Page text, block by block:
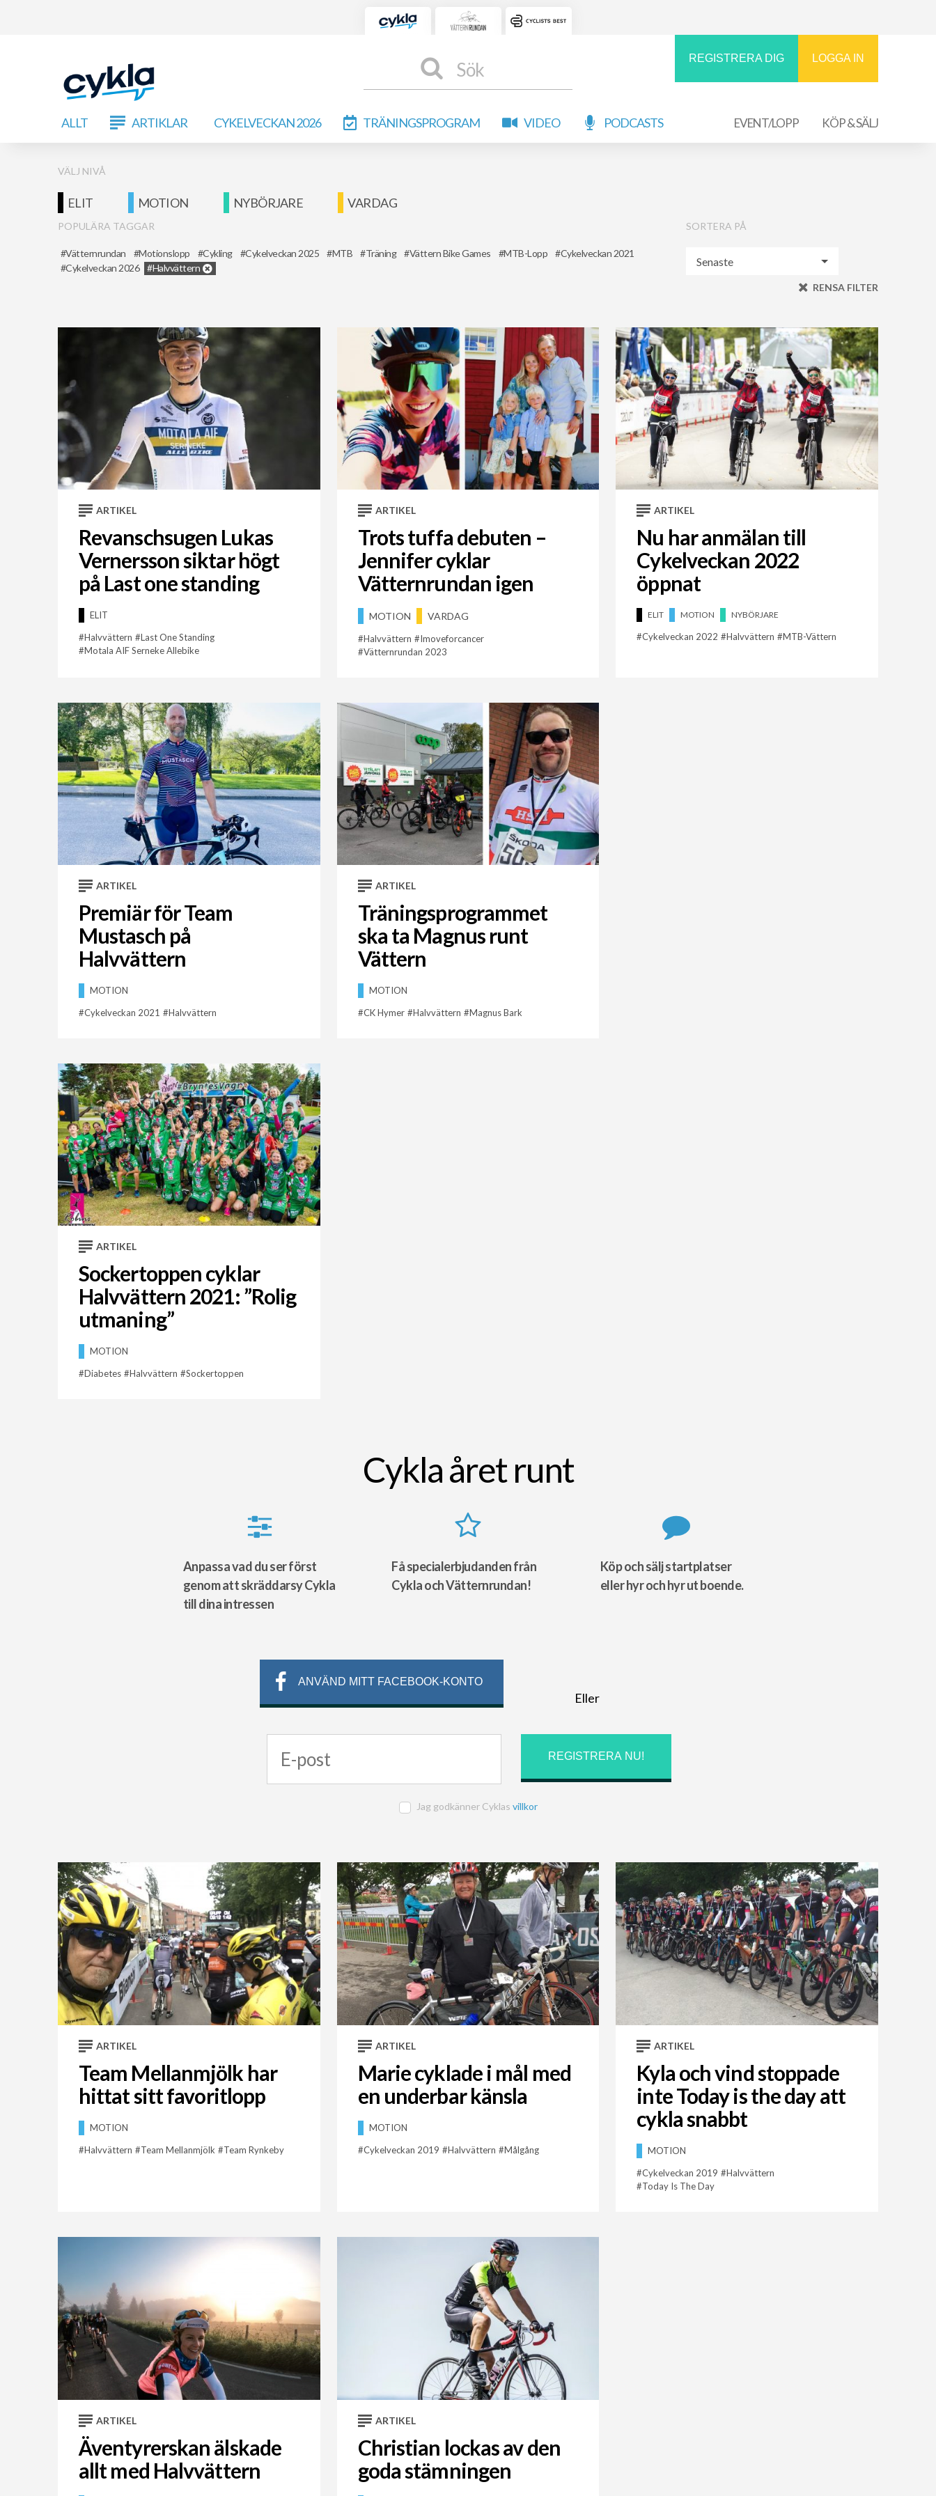
Sök
REGISTRERA DIG LOGGA IN
ALLT ARTIKLAR CYKELVECKAN 2026 TRÄNINGSPROGRAM VIDEO PODCASTS EVENT/LOPP KÖP & SÄLJ
VÄLJ NIVÅ
ELIT MOTION NYBÖRJARE VARDAG
POPULÄRA TAGGAR
Vätternrundan Motionslopp Cykling Cykelveckan 2025 MTB Träning Vättern Bike Games MTB-Lopp
Cykelveckan 2021
Cykelveckan 2026
Halvvättern
SORTERA PÅ
RENSA FILTER
ARTIKEL
Revanschsugen Lukas
Vernersson siktar högt
på Last one standing
ELIT
Halvvättern
Last One Standing
Motala AIF Serneke Allebike
ARTIKEL
Trots tuffa debuten –
Jennifer cyklar
Vätternrundan igen
MOTION VARDAG
Halvvättern
Imoveforcancer
Vätternrundan 2023
ARTIKEL
Nu har anmälan till
Cykelveckan 2022
öppnat
ELIT MOTION NYBÖRJARE
Cykelveckan 2022 Halvvättern MTB-Vättern
ARTIKEL
Premiär för Team
Mustasch på
Halvvättern
MOTION
Cykelveckan 2021
Halvvättern
ARTIKEL
Träningsprogrammet
ska ta Magnus runt
Vättern
MOTION
CK Hymer
Halvvättern Magnus Bark
ARTIKEL
Sockertoppen cyklar
Halvvättern 2021: ”Rolig
utmaning”
MOTION
Diabetes
Halvvättern Sockertoppen
Cykla året runt
Anpassa vad du ser först
genom att skräddarsy Cykla
till dina intressen
Få specialerbjudanden från
Cykla och Vätternrundan!
Köp och sälj startplatser
eller hyr och hyr ut boende.
ANVÄND MITT FACEBOOK-KONTO
Eller
Jag godkänner Cyklas villkor
ARTIKEL
Team Mellanmjölk har
hittat sitt favoritlopp
MOTION
Halvvättern
Team Mellanmjölk Team Rynkeby
ARTIKEL
Marie cyklade i mål med
en underbar känsla
MOTION
Cykelveckan 2019
Halvvättern Målgång
ARTIKEL
Kyla och vind stoppade
inte Today is the day att
cykla snabbt
MOTION
Cykelveckan 2019
Halvvättern
Today Is The Day
ARTIKEL
Äventyrerskan älskade
allt med Halvvättern
ARTIKEL
Christian lockas av den
goda stämningen